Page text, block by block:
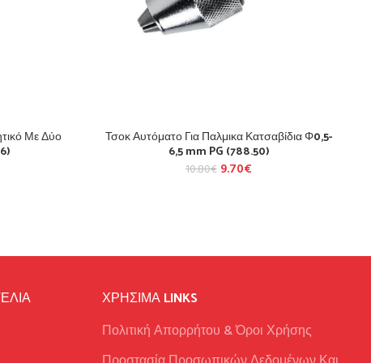
Με Δύο Τσοκ Αυτόματο Για Παλμικα Κατσαβίδια Φ0,5-
6,5 mm PG (788.50)
10.80€ 9.70€
ΧΡΉΣΙΜΑ LINKS
Πολιτική Απορρήτου & Όροι Χρήσης